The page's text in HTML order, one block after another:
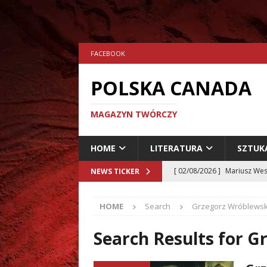
FACEBOOK
POLSKA CANADA
MAGAZYN TWÓRCZY
HOME LITERATURA
NEWS TICKER [ 02/08/2026 ] Mariusz
[ 23/07/2026 ]
Dariusz
[ 19/07/2026 ] Tomasz
HOME Search Grzegorz
Search Results for